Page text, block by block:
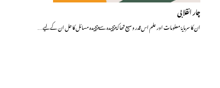
چار انقلابی
ان کا سرمایۂ معلومات اور علم اس قدر وسیع تھا کہ پیچیدہ سے پیچیدہ مسائل کا حل ان کے لیے…